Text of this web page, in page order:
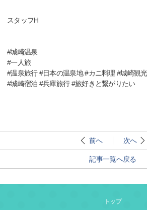
スタッフH
#城崎温泉
#一人旅
#温泉旅行 #日本の温泉地 #カニ料理 #城崎観
#城崎宿泊 #兵庫旅行 #旅好きと繋がりたい
前へ 次へ
記事一覧へ戻る
トップ